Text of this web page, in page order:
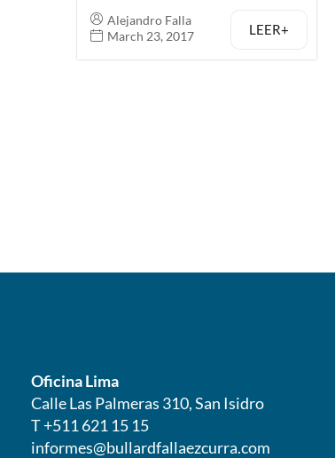
Alejandro Falla
March 23, 2017
LEER+
Oficina Lima
Calle Las Palmeras 310, San Isidro
T +511 621 15 15
informes@bullardfallaezcurra.com